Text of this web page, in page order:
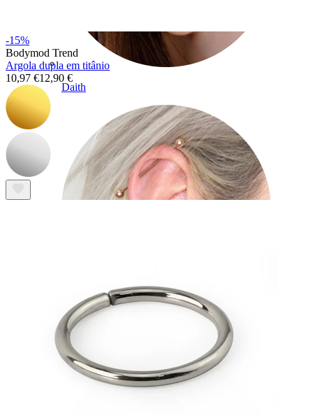
Daith
Industrial
-15%
Bodymod Trend
Argola dupla em titânio
10,97 €12,90 €